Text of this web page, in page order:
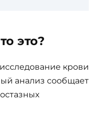
это?
крови
анализ сообщает